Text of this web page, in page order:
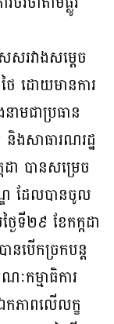
សរវាងសម្តេច
ថៃ ដោយមានការ
ាមជាប្រធាន
ងសាធារណរដ្ឋ
ដា បានសម្រេច
ឌ ដែលបានចូល
ទី២៩ ខែកក្កដា
នបើកច្រកបន្ត
ៈកម្មាធិការ
កភាពលើលក្ខ